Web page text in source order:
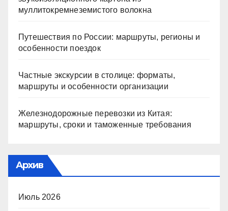
муллитокремнеземистого волокна
Путешествия по России: маршруты, регионы и
особенности поездок
Частные экскурсии в столице: форматы,
маршруты и особенности организации
Железнодорожные перевозки из Китая:
маршруты, сроки и таможенные требования
Архив
Июль 2026